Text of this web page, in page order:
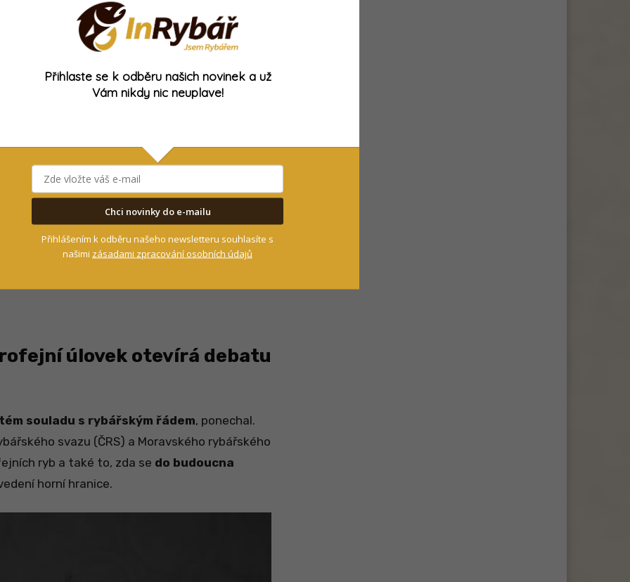
více
, tento byl však svými rozměry enormní.
komunitou koluje názor, že se jedná o
potvrdit, je hned vícero: stejná lokalita a
o 1 centimetr delší, což může být způsobeno
zkrátka vyrostl.
sumce pustil zpět do vody. Před dvěma
sítě obletěla fotografie s přepravní
úlovek otevírá debatu
souladu s rybářským řádem, ponechal.
svazu (ČRS) a Moravského rybářského
ryb a také to, zda se do budoucna
horní hranice.
Přihlaste se k odběru našich novinek a už
Vám nikdy nic neuplave!
Chci novinky do e-mailu
Přihlášením k odběru našeho newsletteru souhlasíte s
našimi zásadami zpracování osobních údajů